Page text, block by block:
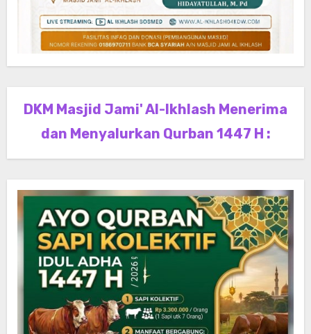
DKM Masjid Jami' Al-Ikhlash Menerima
dan Menyalurkan Qurban 1447 H :